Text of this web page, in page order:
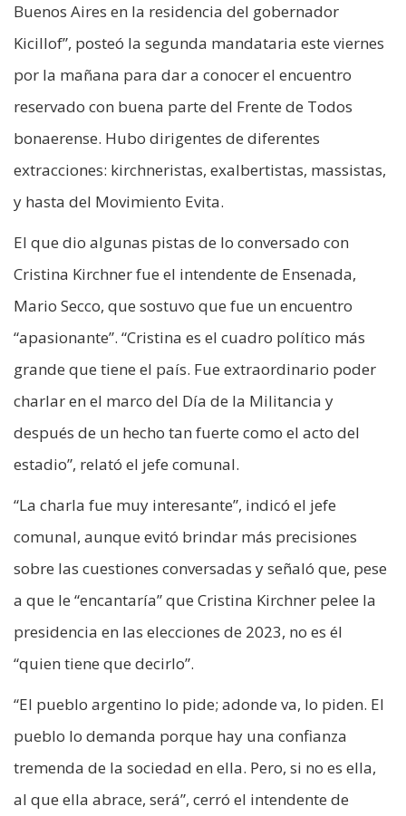
Buenos Aires en la residencia del gobernador
Kicillof”, posteó la segunda mandataria este viernes
por la mañana para dar a conocer el encuentro
reservado con buena parte del Frente de Todos
bonaerense. Hubo dirigentes de diferentes
extracciones: kirchneristas, exalbertistas, massistas,
y hasta del Movimiento Evita.
El que dio algunas pistas de lo conversado con
Cristina Kirchner fue el intendente de Ensenada,
Mario Secco, que sostuvo que fue un encuentro
“apasionante”. “Cristina es el cuadro político más
grande que tiene el país. Fue extraordinario poder
charlar en el marco del Día de la Militancia y
después de un hecho tan fuerte como el acto del
estadio”, relató el jefe comunal.
“La charla fue muy interesante”, indicó el jefe
comunal, aunque evitó brindar más precisiones
sobre las cuestiones conversadas y señaló que, pese
a que le “encantaría” que Cristina Kirchner pelee la
presidencia en las elecciones de 2023, no es él
“quien tiene que decirlo”.
“El pueblo argentino lo pide; adonde va, lo piden. El
pueblo lo demanda porque hay una confianza
tremenda de la sociedad en ella. Pero, si no es ella,
al que ella abrace, será”, cerró el intendente de